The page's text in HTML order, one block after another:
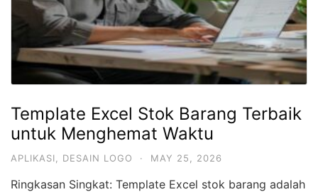
Template Excel Stok Barang Terbaik
untuk Menghemat Waktu
APLIKASI DESAIN LOGO · MAY 25, 2026
Ringkasan Singkat: Template Excel stok barang adalah